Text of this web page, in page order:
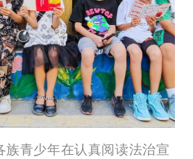
族青少年在认真阅读法治宣